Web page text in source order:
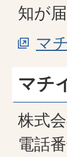
知が
マ
マチ
株式
電話